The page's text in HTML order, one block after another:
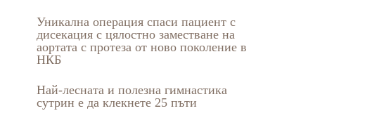
Уникална операция спаси пациент с
дисекация с цялостно заместване на
аортата с протеза от ново поколение в
НКБ
Най-лесната и полезна гимнастика
сутрин е да клекнете 25 пъти